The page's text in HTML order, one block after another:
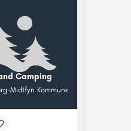
Camping
Midtfyn Kommune